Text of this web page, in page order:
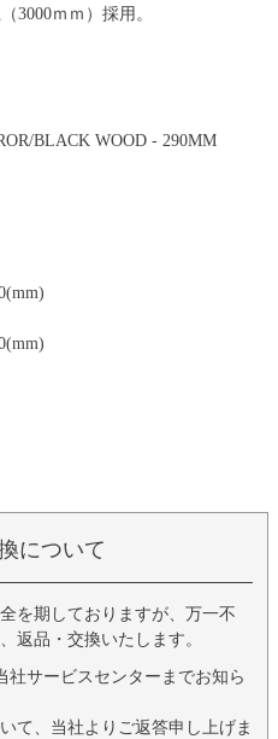
3000ｍｍ）採用。
BLACK WOOD - 290MM
について
を期しておりますが、万一不
返品・交換いたします。
社サービスセンターまでお知ら
て、当社よりご返答申し上げま